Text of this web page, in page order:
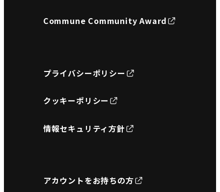
Commune Community Award
プライバシーポリシー
クッキーポリシー
情報セキュリティ方針
アカウントをお持ちの方